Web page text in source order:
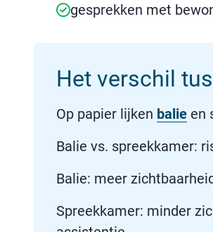
gesprekken met
Het verschil
Op papier lijken balie en
Balie vs. spreekkamer:
Balie: meer
Spreekkamer: minder